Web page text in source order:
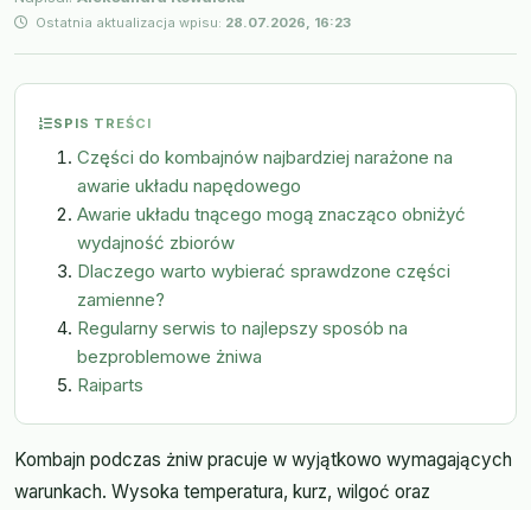
Ostatnia aktualizacja wpisu: 28.07.2026, 16:23
SPIS TREŚCI
Części do kombajnów najbardziej narażone na
awarie układu napędowego
Awarie układu tnącego mogą znacząco obniżyć
wydajność zbiorów
Dlaczego warto wybierać sprawdzone części
zamienne?
Regularny serwis to najlepszy sposób na
bezproblemowe żniwa
Raiparts
Kombajn podczas żniw pracuje w wyjątkowo wymagających
warunkach. Wysoka temperatura, kurz, wilgoć oraz